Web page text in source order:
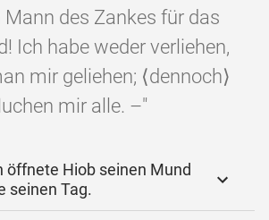
Mann des Zankes für das
Ich habe weder verliehen,
mir geliehen; ⟨dennoch⟩
mir alle. –"
öffnete Hiob seinen Mund
seinen Tag.